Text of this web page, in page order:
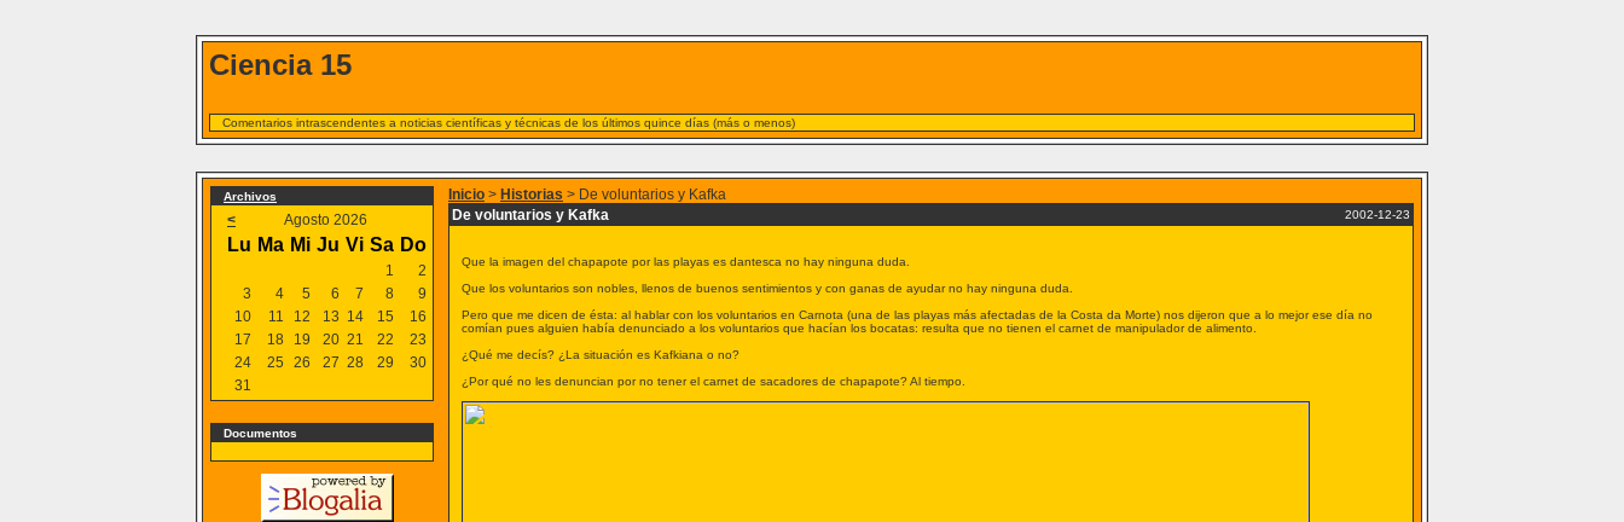
Ciencia 15
Comentarios intrascendentes a noticias científicas y técnicas de los últimos quince días (más o menos)
Archivos
< Agosto 2026
Lu Ma Mi Ju Vi Sa Do
1
2
3
4 5 6 7 8
9
10
11 12 13 14 15
16
17
18 19 20 21 22
23
24
25 26 27 28 29
30
31
Documentos
Inicio > Historias > De voluntarios y Kafka
De voluntarios y Kafka
2002-12-23
Que la imagen del chapapote por las playas es dantesca no hay ninguna duda.
Que los voluntarios son nobles, llenos de buenos sentimientos y con ganas de ayudar no hay ninguna duda.
Pero que me dicen de ésta: al hablar con los voluntarios en Carnota (una de las playas más afectadas de la Costa da Morte) nos dijeron que a lo mejor ese día no
comían pues alguien había denunciado a los voluntarios que hacían los bocatas: resulta que no tienen el carnet de manipulador de alimento.
¿Qué me decís? ¿La situación es Kafkiana o no?
¿Por qué no les denuncian por no tener el carnet de sacadores de chapapote? Al tiempo.